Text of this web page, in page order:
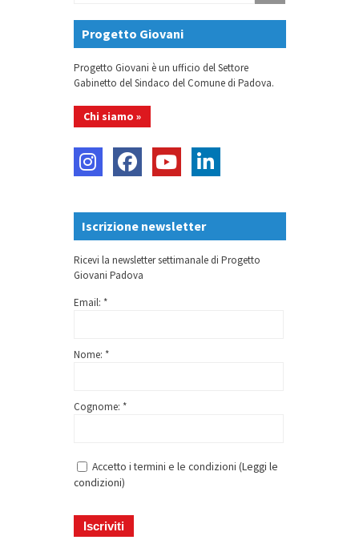
Progetto Giovani
Progetto Giovani è un ufficio del Settore
Gabinetto del Sindaco del Comune di Padova.
Chi siamo »
Iscrizione newsletter
Ricevi la newsletter settimanale di Progetto
Giovani Padova
Email: *
Nome: *
Cognome: *
Accetto i termini e le condizioni (Leggi le
condizioni)